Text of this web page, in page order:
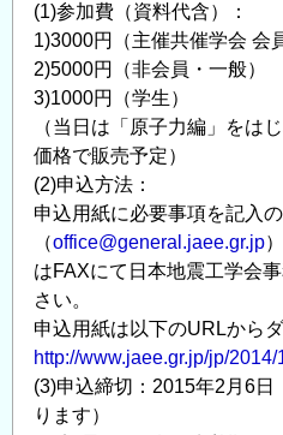
(1)参加費（資料代含）：
1)3000円（主催共催学会 会
2)5000円（非会員・一般）
3)1000円（学生）
（当日は「原子力編」をは
価格で販売予定）
(2)申込方法：
申込用紙に必要事項を記入
（office@general.jaee.gr.jp
はFAXにて日本地震工学会
さい。
申込用紙は以下のURLから
http://www.jaee.gr.jp/jp/
(3)申込締切：2015年2月6日
ります）